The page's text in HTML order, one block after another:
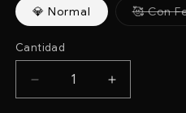
💎 Normal 🥰 Con
Cantidad
Reducir
Aumentar